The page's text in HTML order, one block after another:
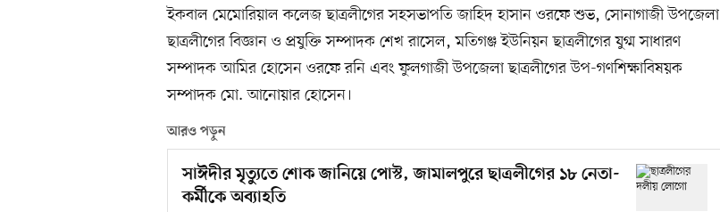
ইকবাল মেমোরিয়াল কলেজ ছাত্রলীগের সহসভাপতি জাহিদ হাসান ওরফে শুভ, সোনাগাজী উপজেলা
ছাত্রলীগের বিজ্ঞান ও প্রযুক্তি সম্পাদক শেখ রাসেল, মতিগঞ্জ ইউনিয়ন ছাত্রলীগের যুগ্ম সাধারণ
সম্পাদক আমির হোসেন ওরফে রনি এবং ফুলগাজী উপজেলা ছাত্রলীগের উপ-গণশিক্ষাবিষয়ক
সম্পাদক মো. আনোয়ার হোসেন।
আরও পড়ুন
সাঈদীর মৃত্যুতে শোক জানিয়ে পোস্ট, জামালপুরে ছাত্রলীগের ১৮ নেতা-
কর্মীকে অব্যাহতি